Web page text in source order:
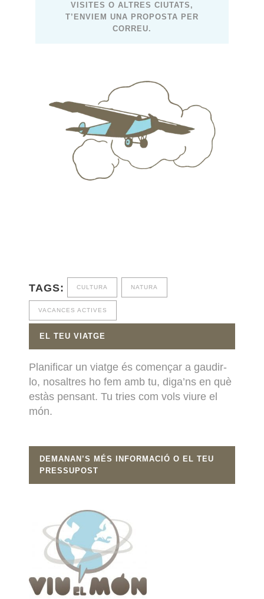
VISITES O ALTRES CIUTATS,
T’ENVIEM UNA PROPOSTA PER
CORREU.
TAGS: CULTURA NATURA
VACANCES ACTIVES
EL TEU VIATGE
Planificar un viatge és començar a gaudir-
lo, nosaltres ho fem amb tu, diga’ns en què
estàs pensant. Tu tries com vols viure el
món.
DEMANAN’S MÉS INFORMACIÓ O EL TEU
PRESSUPOST